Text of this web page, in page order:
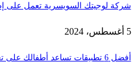
شركة لوجيتك السويسرية تعمل على
5 أغسطس، 2024
أفضل 6 تطبيقات تساعد أطفالك على تعلم البرمجة وتعزيز مهاراتهم